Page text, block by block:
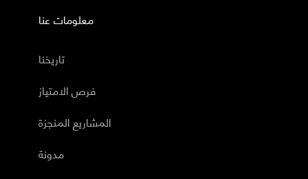
معلومات عنا
تاريخنا
فرص الامتياز
المشاريع المنجزة
مدونة